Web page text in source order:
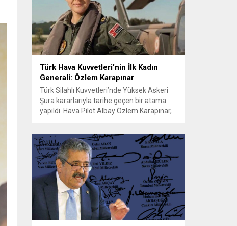
Türk Hava Kuvvetleri’nin İlk Kadın
Generali: Özlem Karapınar
Türk Silahlı Kuvvetleri’nde Yüksek Askeri
Şura kararlarıyla tarihe geçen bir atama
yapıldı. Hava Pilot Albay Özlem Karapınar,
Kuvvetleri’nde general rütbesine erişen ilk
kadın subay oldu. Bu terfi, kadınların askeri
komuta kademelerindeki temsiliyetinin
güçlenmesi açısından önemli bir işaret
niteliği taşıyor. YAŞ toplantısında...